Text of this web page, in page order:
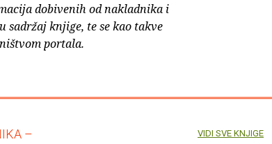
dobivenih od nakladnika i
sadržaj knjige, te se kao takve
portala.
– VIDI SVE KNJIGE